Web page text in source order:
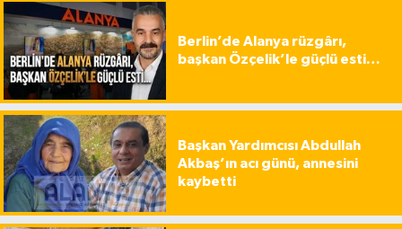
Berlin’de Alanya rüzgârı,
başkan Özçelik’le güçlü esti…
Başkan Yardımcısı Abdullah
Akbaş’ın acı günü, annesini
kaybetti